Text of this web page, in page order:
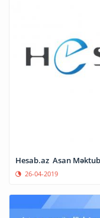
Hesab.az Asan
26-04-2019